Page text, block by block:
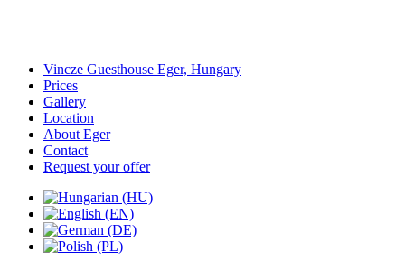
Vincze Guesthouse Eger, Hungary
Prices
Gallery
Location
About Eger
Contact
Request your offer